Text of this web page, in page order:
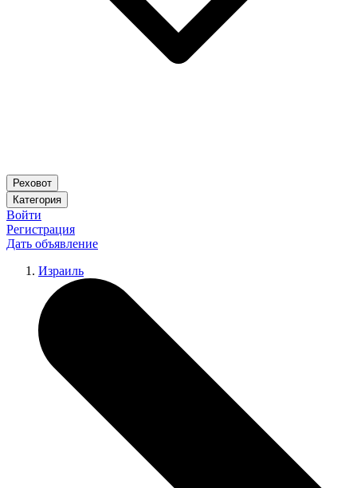
Реховот
Категория
Войти
Регистрация
Дать объявление
Израиль